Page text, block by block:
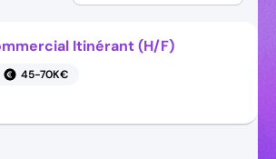
Itinérant (H/F)
45-70K€